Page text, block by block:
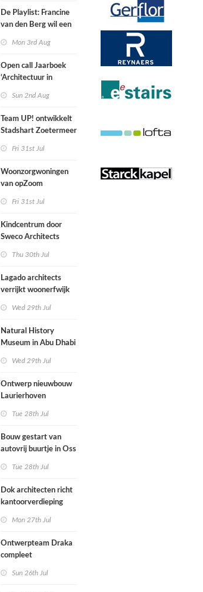
Nijmegen
De Playlist: Francine
van den Berg wil een
Mon 3rd Aug
Open call Jaarboek
‘Architectuur in
Sun 2nd Aug
Team UP! ontwikkelt
Stadshart Zoetermeer
Fri 31st Jul
Woonzorgwoningen
van opZoom
nieuwbouw en oude
industriële panden
Fri 31st Jul
Kindcentrum door
Sweco Architects
buitenruimte samen in
hart van dorp
Thu 30th Jul
Lagado architects
verrijkt woonerfwijk
huis
Wed 29th Jul
Natural History
Museum in Abu Dhabi
Wed 29th Jul
Ontwerp nieuwbouw
Laurierhoven
Tue 28th Jul
Bouw gestart van
autovrij buurtje in Oss
Tue 28th Jul
Dok architecten richt
kantoorverdieping
hernieuwd in
Mon 27th Jul
Ontwerpteam Draka
compleet
Sun 26th Jul